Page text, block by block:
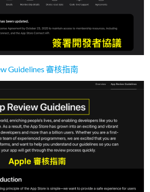
Guidelines 審核指南